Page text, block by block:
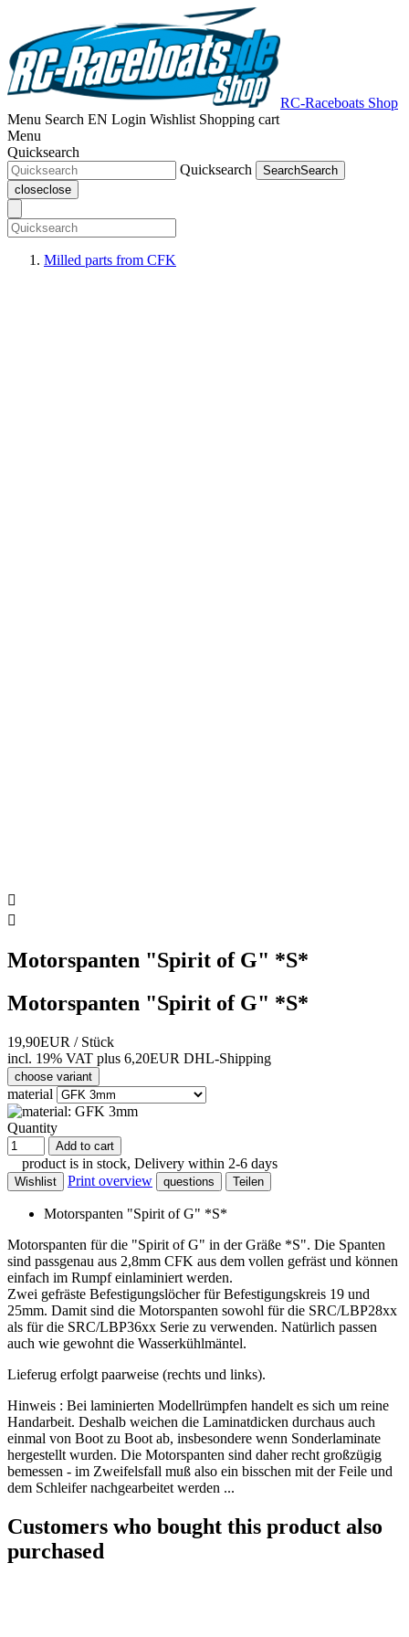
RC-Raceboats Shop
Menu Search EN Login Wishlist Shopping cart
Menu
Quicksearch
Quicksearch
SearchSearch
closeclose
Milled parts from CFK


Motorspanten "Spirit of G" *S*
Motorspanten "Spirit of G" *S*
19,90EUR / Stück
incl. 19% VAT plus 6,20EUR DHL-Shipping
choose variant
material
Quantity
Add to cart
product is in stock, Delivery within 2-6 days
Wishlist Print overview questions Teilen
Motorspanten "Spirit of G" *S*
Motorspanten für die "Spirit of G" in der Gräße *S". Die Spanten
sind passgenau aus 2,8mm CFK aus dem vollen gefräst und können
einfach im Rumpf einlaminiert werden.
Zwei gefräste Befestigungslöcher für Befestigungskreis 19 und
25mm. Damit sind die Motorspanten sowohl für die SRC/LBP28xx
als für die SRC/LBP36xx Serie zu verwenden. Natürlich passen
auch wie gewohnt die Wasserkühlmäntel.
Lieferug erfolgt paarweise (rechts und links).
Hinweis : Bei laminierten Modellrümpfen handelt es sich um reine
Handarbeit. Deshalb weichen die Laminatdicken durchaus auch
einmal von Boot zu Boot ab, insbesondere wenn Sonderlaminate
hergestellt wurden. Die Motorspanten sind daher recht großzügig
bemessen - im Zweifelsfall muß also ein bisschen mit der Feile und
dem Schleifer nachgearbeitet werden ...
Customers who bought this product also
purchased